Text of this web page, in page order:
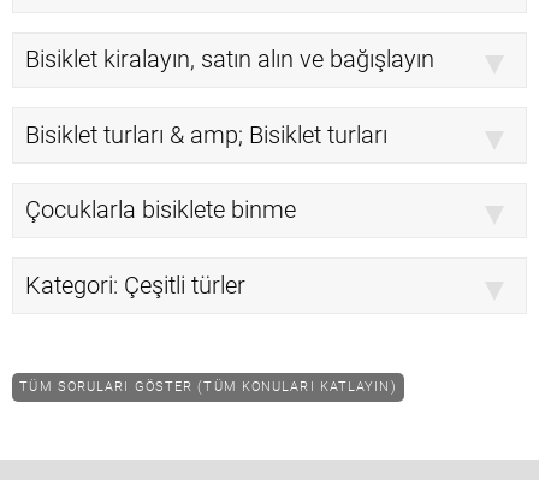
Bisiklet kiralayın, satın alın ve bağışlayın
Bisiklet turları & amp; Bisiklet turları
Çocuklarla bisiklete binme
Kategori: Çeşitli türler
TÜM SORULARI GÖSTER (TÜM KONULARI KATLAYIN)